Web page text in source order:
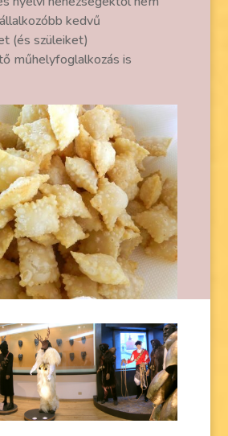
kedvű
(és szüleiket)
műhelyfoglalkozás is